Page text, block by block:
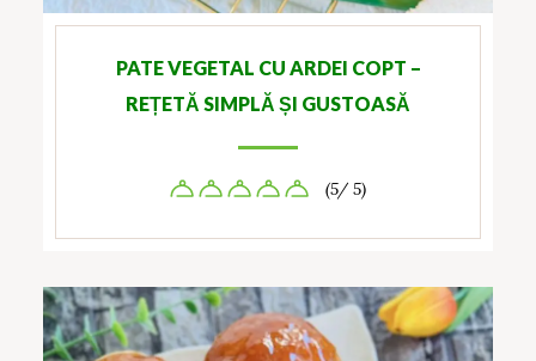
PATE VEGETAL CU ARDEI COPT –
REȚETĂ SIMPLĂ ȘI GUSTOASĂ
(5/ 5)